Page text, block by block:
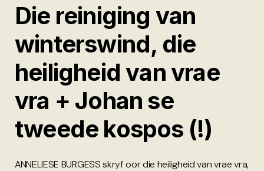
Die reiniging van
winterswind, die
heiligheid van vrae
vra + Johan se
tweede kospos (!)
ANNELIESE BURGESS skryf oor die heiligheid van vrae vra,
Piet Croucamp
Willem Kempen
Gas + Poste
Kop + Knoper